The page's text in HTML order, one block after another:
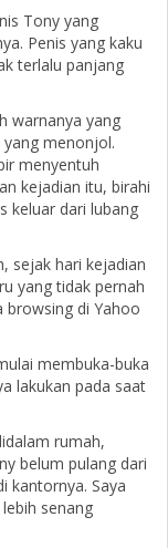
Tony yang
Penis yang kaku
terlalu panjang
warnanya yang
menonjol.
menyentuh
kejadian itu, birahi
keluar dari lubang
sejak hari kejadian
yang tidak pernah
browsing di Yahoo
membuka-buka
lakukan pada saat
rumah,
belum pulang dari
kantornya. Saya
senang